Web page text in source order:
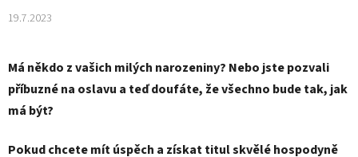
19.7.2023
Má někdo z vašich milých narozeniny? Nebo jste pozvali
příbuzné na oslavu a teď doufáte, že všechno bude tak, jak
má být?
Pokud chcete mít úspěch a získat titul skvělé hospodyně